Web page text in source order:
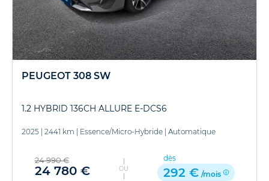
PEUGEOT 308 SW
1.2 HYBRID 136CH ALLURE E-DCS6
2025 2441 km Essence/Micro-Hybride Automatique
24 990 €
24 780 € OU
dès
292 € /mois